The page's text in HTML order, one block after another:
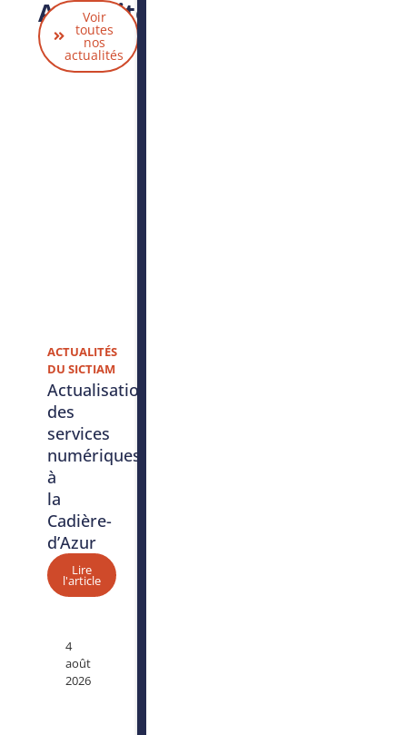
Actualités
liées
Voir
toutes
nos
actualités
ACTUALITÉS
DU SICTIAM
Actualisation
des
services
numériques
à
la
Cadière-
d’Azur
Lire
l'article
4
août
2026